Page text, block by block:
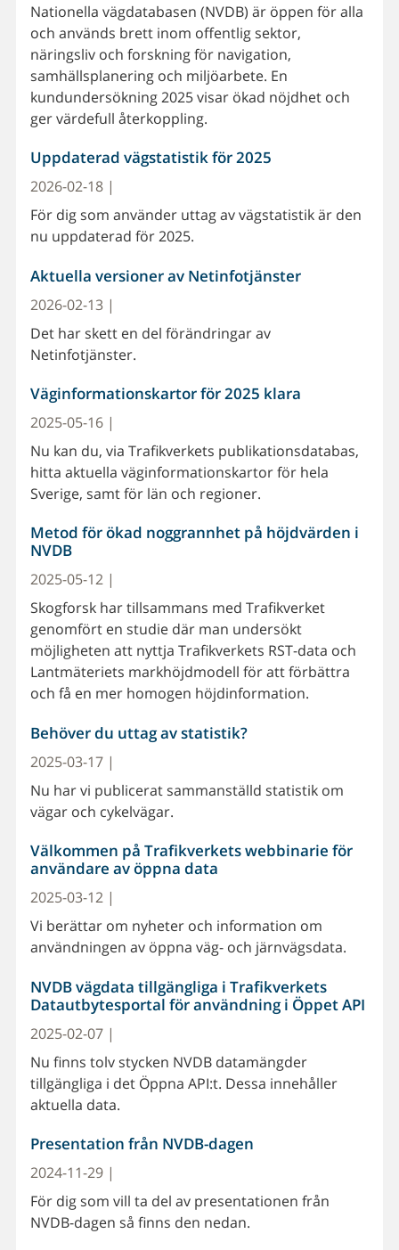
Nationella vägdatabasen (NVDB) är öppen för alla
och används brett inom offentlig sektor,
näringsliv och forskning för navigation,
samhällsplanering och miljöarbete. En
kundundersökning 2025 visar ökad nöjdhet och
ger värdefull återkoppling.
Uppdaterad vägstatistik för 2025
2026-02-18 |
För dig som använder uttag av vägstatistik är den
nu uppdaterad för 2025.
Aktuella versioner av Netinfotjänster
2026-02-13 |
Det har skett en del förändringar av
Netinfotjänster.
Väginformationskartor för 2025 klara
2025-05-16 |
Nu kan du, via Trafikverkets publikationsdatabas,
hitta aktuella väginformationskartor för hela
Sverige, samt för län och regioner.
Metod för ökad noggrannhet på höjdvärden i
NVDB
2025-05-12 |
Skogforsk har tillsammans med Trafikverket
genomfört en studie där man undersökt
möjligheten att nyttja Trafikverkets RST-data och
Lantmäteriets markhöjdmodell för att förbättra
och få en mer homogen höjdinformation.
Behöver du uttag av statistik?
2025-03-17 |
Nu har vi publicerat sammanställd statistik om
vägar och cykelvägar.
Välkommen på Trafikverkets webbinarie för
användare av öppna data
2025-03-12 |
Vi berättar om nyheter och information om
användningen av öppna väg- och järnvägsdata.
NVDB vägdata tillgängliga i Trafikverkets
Datautbytesportal för användning i Öppet API
2025-02-07 |
Nu finns tolv stycken NVDB datamängder
tillgängliga i det Öppna API:t. Dessa innehåller
aktuella data.
Presentation från NVDB-dagen
2024-11-29 |
För dig som vill ta del av presentationen från
NVDB-dagen så finns den nedan.